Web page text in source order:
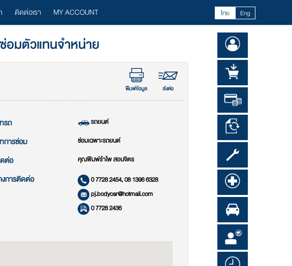
ติดต่อเรา MY ACCOUNT ไทย Eng
มตัวแทนจำหน่าย
พิมพ์ข้อมูล ส่งต่อ
รถ รถยนต์
การซ่อม ซ่อมเฉพาะรถยนต์
ต่อ คุณพิมพ์รำไพ สอนจิตร
งการติดต่อ
0 7728 2454, 08 1396 6328
pj.bodycar@hotmail.com
0 7728 2436